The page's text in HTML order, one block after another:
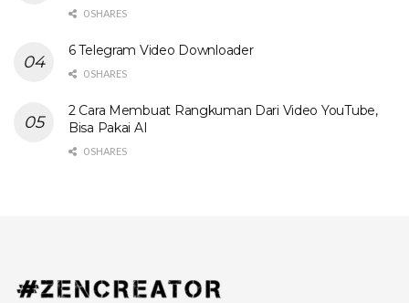
0 SHARES
6 Telegram Video Downloader
0 SHARES
2 Cara Membuat Rangkuman Dari Video YouTube,
Bisa Pakai AI
0 SHARES